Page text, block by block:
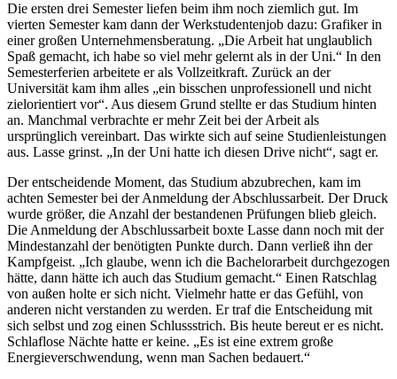
Die ersten drei Semester liefen beim ihm noch ziemlich gut. Im
vierten Semester kam dann der Werkstudentenjob dazu: Grafiker in
einer großen Unternehmensberatung. „Die Arbeit hat unglaublich
Spaß gemacht, ich habe so viel mehr gelernt als in der Uni.“ In den
Semesterferien arbeitete er als Vollzeitkraft. Zurück an der
Universität kam ihm alles „ein bisschen unprofessionell und nicht
zielorientiert vor“. Aus diesem Grund stellte er das Studium hinten
an. Manchmal verbrachte er mehr Zeit bei der Arbeit als
ursprünglich vereinbart. Das wirkte sich auf seine Studienleistungen
aus. Lasse grinst. „In der Uni hatte ich diesen Drive nicht“, sagt er.
Der entscheidende Moment, das Studium abzubrechen, kam im
achten Semester bei der Anmeldung der Abschlussarbeit. Der Druck
wurde größer, die Anzahl der bestandenen Prüfungen blieb gleich.
Die Anmeldung der Abschlussarbeit boxte Lasse dann noch mit der
Mindestanzahl der benötigten Punkte durch. Dann verließ ihn der
Kampfgeist. „Ich glaube, wenn ich die Bachelorarbeit durchgezogen
hätte, dann hätte ich auch das Studium gemacht.“ Einen Ratschlag
von außen holte er sich nicht. Vielmehr hatte er das Gefühl, von
anderen nicht verstanden zu werden. Er traf die Entscheidung mit
sich selbst und zog einen Schlussstrich. Bis heute bereut er es nicht.
Schlaflose Nächte hatte er keine. „Es ist eine extrem große
Energieverschwendung, wenn man Sachen bedauert.“